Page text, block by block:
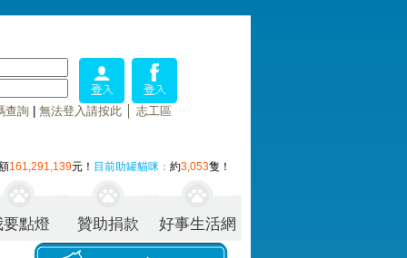
查詢| 無法登入請按此│ 志工區
161,291,139元！ 目前助罐貓咪： 約3,053隻！
要點燈 贊助捐款 好事生活網